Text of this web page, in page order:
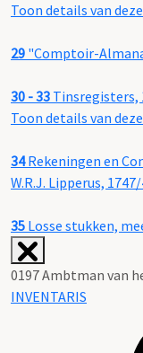
Toon details van
29 "Comptoir-
30 - 33 Tinsregisters,
Toon details van
34Rekeningen en
W.R.J. Lipperus,
35 Losse stukken,
0197 Ambtman van
INVENTARIS